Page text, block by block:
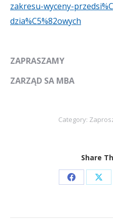
zakresu-wyceny-
dzia%C5%82owych
ZAPRASZAMY
ZARZĄD SA MBA
Category:
Share
Share
Facebook
X